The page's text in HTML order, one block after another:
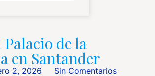
Palacio de la
en Santander
2, 2026
Sin Comentarios